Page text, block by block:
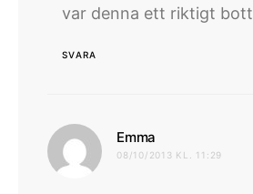
var denna ett riktigt
SVARA
Emma
08/10/2013 KL. 11:29